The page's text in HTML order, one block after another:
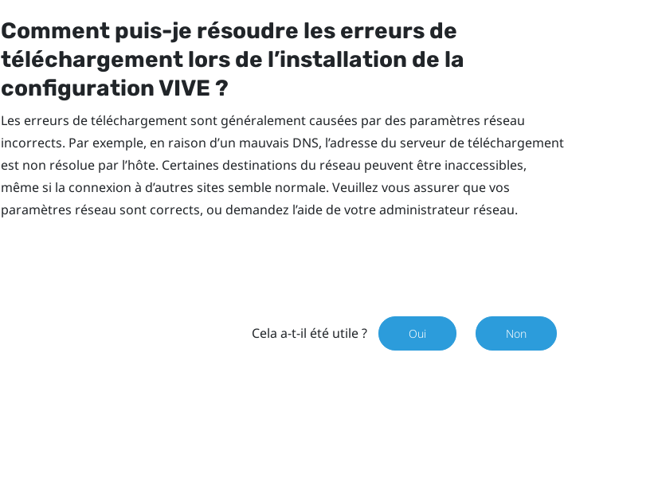
Comment puis-je résoudre les erreurs de
téléchargement lors de l’installation de la
configurationVIVE ?
Les erreurs de téléchargement sont généralement causées par des paramètres réseau
incorrects. Par exemple, en raison d’un mauvais DNS, l’adresse du serveur de téléchargement
est non résolue par l’hôte. Certaines destinations du réseau peuvent être inaccessibles,
même si la connexion à d’autres sites semble normale. Veuillez vous assurer que vos
paramètres réseau sont corrects, ou demandez l’aide de votre administrateur réseau.
Cela a-t-il été utile ? Oui Non